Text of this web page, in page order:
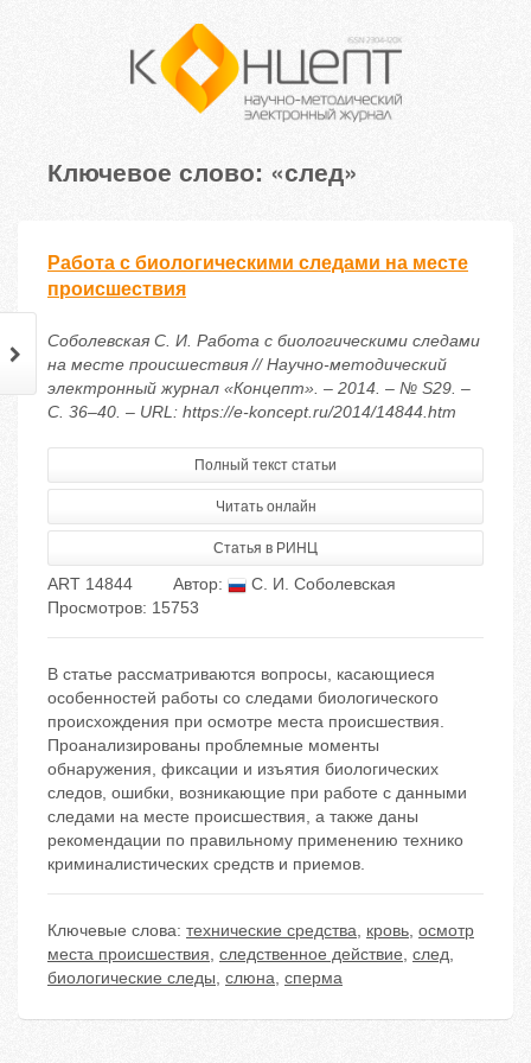
Ключевое слово: «след»
Работа с биологическими следами на месте
происшествия
Соболевская С. И. Работа с биологическими следами
на месте происшествия // Научно-методический
электронный журнал «Концепт». – 2014. – № S29. –
С. 36–40. – URL: https://e-koncept.ru/2014/14844.htm
Полный текст статьи
Читать онлайн
Статья в РИНЦ
ART 14844 Автор:
С. И. Соболевская
Просмотров: 15753
В статье рассматриваются вопросы, касающиеся
особенностей работы со следами биологического
происхождения при осмотре места происшествия.
Проанализированы проблемные моменты
обнаружения, фиксации и изъятия биологических
следов, ошибки, возникающие при работе с данными
следами на месте происшествия, а также даны
рекомендации по правильному применению технико
криминалистических средств и приемов.
Ключевые слова: технические средства, кровь, осмотр
места происшествия, следственное действие, след,
биологические следы, слюна, сперма